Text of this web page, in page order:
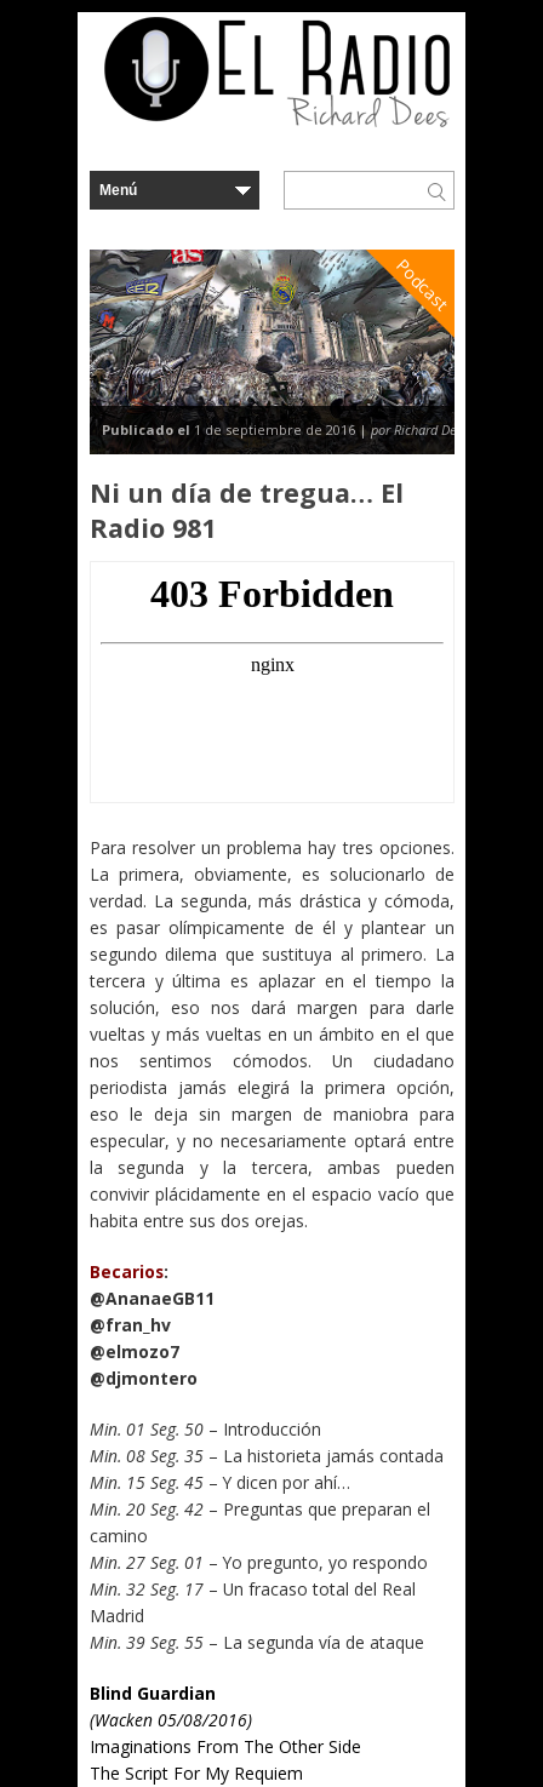
Podcast
Publicado el 1 de septiembre de 2016 |por Richard Dees
Ni un día de tregua… El
Radio 981
Para resolver un problema hay tres opciones.
La primera, obviamente, es solucionarlo de
verdad. La segunda, más drástica y cómoda,
es pasar olímpicamente de él y plantear un
segundo dilema que sustituya al primero. La
tercera y última es aplazar en el tiempo la
solución, eso nos dará margen para darle
vueltas y más vueltas en un ámbito en el que
nos sentimos cómodos. Un ciudadano
periodista jamás elegirá la primera opción,
eso le deja sin margen de maniobra para
especular, y no necesariamente optará entre
la segunda y la tercera, ambas pueden
convivir plácidamente en el espacio vacío que
habita entre sus dos orejas.
Becarios:
@AnanaeGB11
@fran_hv
@elmozo7
@djmontero
Min. 01 Seg. 50 – Introducción
Min. 08 Seg. 35 – La historieta jamás contada
Min. 15 Seg. 45 – Y dicen por ahí…
Min. 20 Seg. 42 – Preguntas que preparan el
camino
Min. 27 Seg. 01 – Yo pregunto, yo respondo
Min. 32 Seg. 17 – Un fracaso total del Real
Madrid
Min. 39 Seg. 55 – La segunda vía de ataque
Blind Guardian
(Wacken 05/08/2016)
Imaginations From The Other Side
The Script For My Requiem